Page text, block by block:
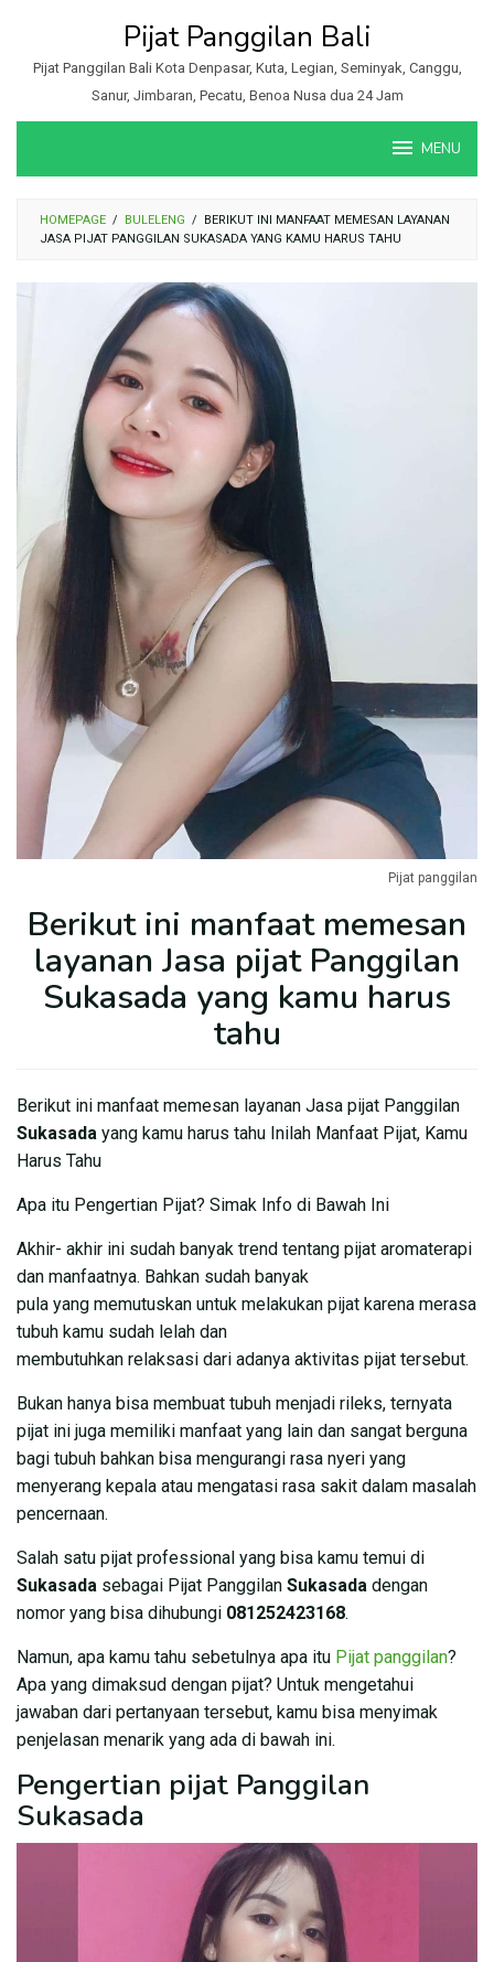
konten
Pijat Panggilan Bali
Pijat Panggilan Bali Kota Denpasar, Kuta, Legian, Seminyak, Canggu,
Sanur, Jimbaran, Pecatu, Benoa Nusa dua 24 Jam
MENU
HOMEPAGE / BULELENG /
BERIKUT INI MANFAAT MEMESAN LAYANAN
JASA PIJAT PANGGILAN SUKASADA YANG KAMU HARUS TAHU
Pijat panggilan
Berikut ini manfaat memesan
layanan Jasa pijat Panggilan
Sukasada yang kamu harus
tahu
Berikut ini manfaat memesan layanan Jasa pijat Panggilan
Sukasada yang kamu harus tahu Inilah Manfaat Pijat, Kamu
Harus Tahu
Apa itu Pengertian Pijat? Simak Info di Bawah Ini
Akhir- akhir ini sudah banyak trend tentang pijat aromaterapi
dan manfaatnya. Bahkan sudah banyak
pula yang memutuskan untuk melakukan pijat karena merasa
tubuh kamu sudah lelah dan
membutuhkan relaksasi dari adanya aktivitas pijat tersebut.
Bukan hanya bisa membuat tubuh menjadi rileks, ternyata
pijat ini juga memiliki manfaat yang lain dan sangat berguna
bagi tubuh bahkan bisa mengurangi rasa nyeri yang
menyerang kepala atau mengatasi rasa sakit dalam masalah
pencernaan.
Salah satu pijat professional yang bisa kamu temui di
Sukasada sebagai Pijat Panggilan Sukasada dengan
nomor yang bisa dihubungi 081252423168.
Namun, apa kamu tahu sebetulnya apa itu Pijat panggilan?
Apa yang dimaksud dengan pijat? Untuk mengetahui
jawaban dari pertanyaan tersebut, kamu bisa menyimak
penjelasan menarik yang ada di bawah ini.
Pengertian pijat Panggilan
Sukasada